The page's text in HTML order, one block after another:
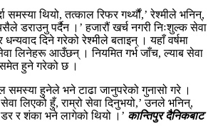
समस्या थियो, तत्काल रिफर गर्थ्यौं,’ रेश्मीले भनिन्,
डराउनु पर्दैन ।’ हजारौं खर्च नगरी निःशुल्क सेवा
दिने गरेको रेश्मीले बताइन् । यहाँ वर्षमा
लिनेहरू आउँछन् । नियमित गर्भ जाँच, ल्याब सेवा
हुने गरेको छ ।
समस्या हुनेले भने टाढा जानुपरेको गुनासो गरे ।
लिएको हुँ, राम्रो सेवा दिनुभयो,’ उनले भनिन्,
र शंका भने लागेको थियो ।’ कान्तिपुर दैनिकबाट